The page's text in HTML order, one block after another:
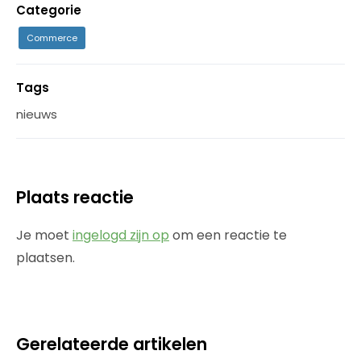
Categorie
Commerce
Tags
nieuws
Plaats reactie
Je moet ingelogd zijn op om een reactie te
plaatsen.
Gerelateerde artikelen